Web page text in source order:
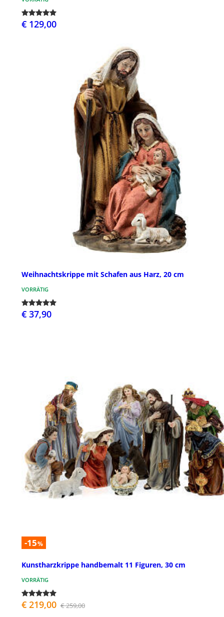
€ 129,00
Weihnachtskrippe mit Schafen aus Harz, 20 cm
VORRÄTIG
€ 37,90
-15%
Kunstharzkrippe handbemalt 11 Figuren, 30 cm
VORRÄTIG
€ 219,00 € 259,00